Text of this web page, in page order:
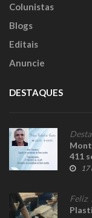
Colunistas
Blogs
Editais
Anuncie
DESTAQUES
411
17
Feliz,